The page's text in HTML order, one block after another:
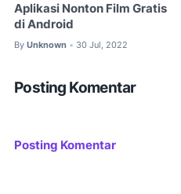
Aplikasi Nonton Film Gratis
di Android
By Unknown • 30 Jul, 2022
Posting Komentar
Posting Komentar